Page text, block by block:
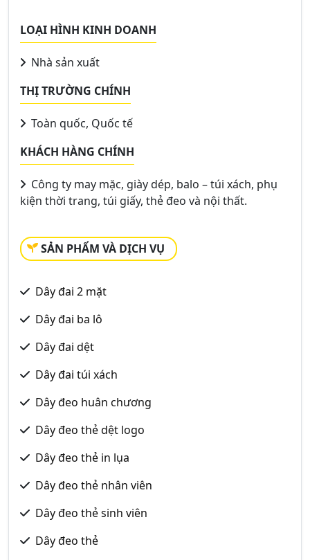
LOẠI HÌNH KINH DOANH
Nhà sản xuất
THỊ TRƯỜNG CHÍNH
Toàn quốc, Quốc tế
KHÁCH HÀNG CHÍNH
Công ty may mặc, giày dép, balo – túi xách, phụ
kiện thời trang, túi giấy, thẻ đeo và nội thất.
SẢN PHẨM VÀ DỊCH VỤ
Dây đai 2 mặt
Dây đai ba lô
Dây đai dệt
Dây đai túi xách
Dây đeo huân chương
Dây đeo thẻ dệt logo
Dây đeo thẻ in lụa
Dây đeo thẻ nhân viên
Dây đeo thẻ sinh viên
Dây đeo thẻ